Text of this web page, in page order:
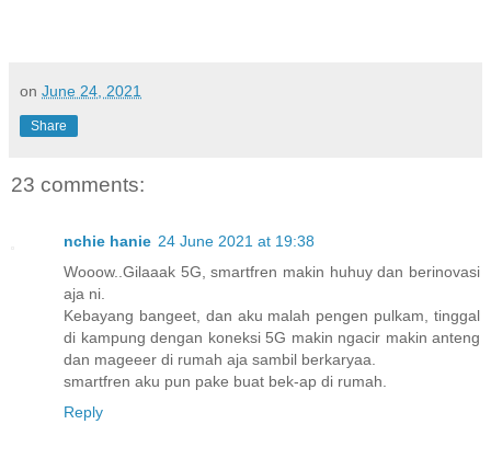
on June 24, 2021
Share
23 comments:
nchie hanie 24 June 2021 at 19:38
Wooow..Gilaaak 5G, smartfren makin huhuy dan berinovasi
aja ni.
Kebayang bangeet, dan aku malah pengen pulkam, tinggal
di kampung dengan koneksi 5G makin ngacir makin anteng
dan mageeer di rumah aja sambil berkaryaa.
smartfren aku pun pake buat bek-ap di rumah.
Reply